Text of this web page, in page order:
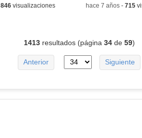
846visualizaciones -hace 7 años- 715
1413resultados (página 34de 59)
Anterior Siguiente